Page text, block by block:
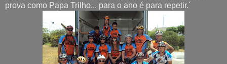
prova como Papa Trilho... para o ano é para repetir.´